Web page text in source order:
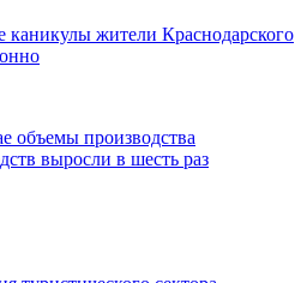
жители Краснодарского
объемы производства
выросли в шесть раз